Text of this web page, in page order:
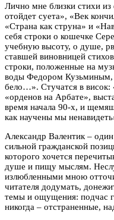
Лично мне близки стихи из
отойдет суета», «Век
«Страна как струна» и
себя строки о кошечке
учебную высоту, о душе,
ставшей виновницей
строки, положенные на
воды Федором
бело…». Стучатся в висок:
«орденов на Арбате»,
время начала 90-х, и
как научены мы
Александр Валентик –
сильной гражданской
которого хочется
душе и пищу мыслям.
излюбленными мною
читателя додумать,
темы и ощущения: подчас
никогда – отстраненные,